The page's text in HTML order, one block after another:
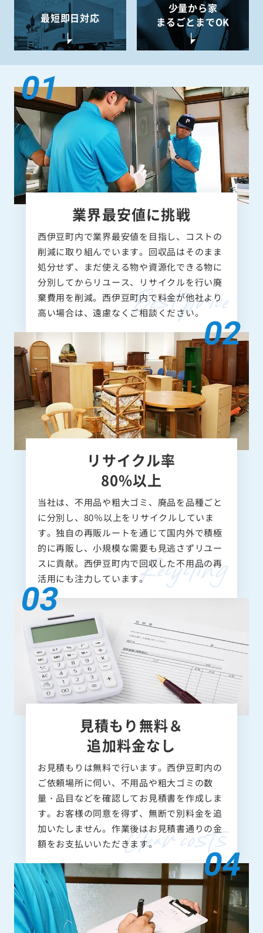
最短即日対応
少量から家
まるごとまでOK
業界最安値に挑戦
西伊豆町内で業界最安値を目指し、コストの
削減に取り組んでいます。回収品はそのまま
処分せず、まだ使える物や資源化できる物に
分別してからリユース、リサイクルを行い廃
棄費用を削減。西伊豆町内で料金が他社より
高い場合は、遠慮なくご相談ください。
リサイクル率
80%以上
当社は、不用品や粗大ゴミ、廃品を品種ごと
に分別し、80％以上をリサイクルしていま
す。独自の再販ルートを通じて国内外で積極
的に再販し、小規模な需要も見逃さずリユー
スに貢献。西伊豆町内で回収した不用品の再
活用にも注力しています。
見積もり無料＆
追加料金なし
お見積もりは無料で行います。西伊豆町内の
ご依頼場所に伺い、不用品や粗大ゴミの数
量・品目などを確認してお見積書を作成しま
す。お客様の同意を得ず、無断で別料金を追
加いたしません。作業後はお見積書通りの金
額をお支払いいただきます。